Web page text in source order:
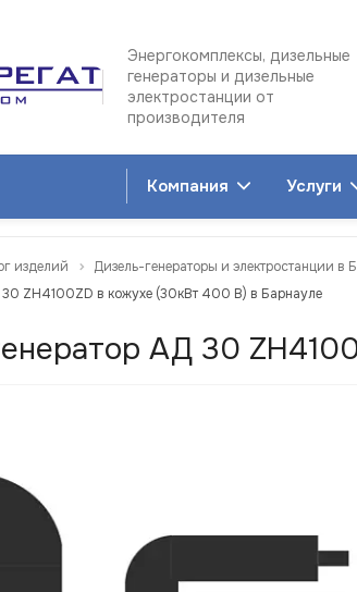
Энергокомплексы, дизельные
генераторы и дизельные
электростанции от
производителя
Компания Услуги
изделий Дизель-генераторы и электростанции в
30 ZH4100ZD в кожухе (30кВт 400 В) в Барнауле
АД 30